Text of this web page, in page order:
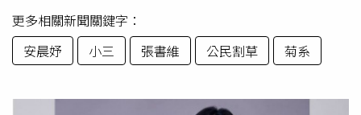
更多相關新聞關鍵字：
安晨妤
小三 張書維 公民割草 菊系